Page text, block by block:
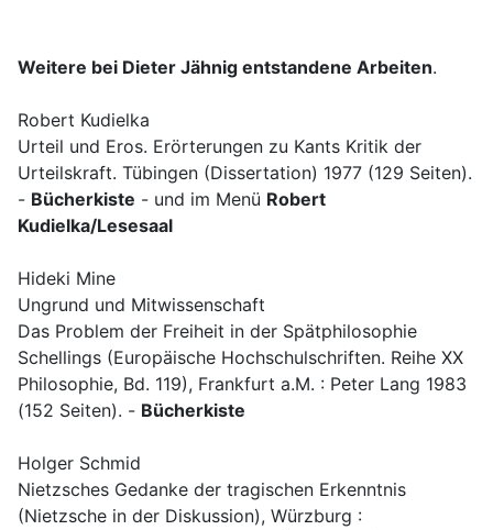
Weitere bei Dieter Jähnig entstandene Arbeiten.
Robert Kudielka
Urteil und Eros. Erörterungen zu Kants Kritik der
Urteilskraft. Tübingen (Dissertation) 1977 (129 Seiten).
- Bücherkiste - und im Menü Robert
Kudielka/Lesesaal
Hideki Mine
Ungrund und Mitwissenschaft
Das Problem der Freiheit in der Spätphilosophie
Schellings (Europäische Hochschulschriften. Reihe XX
Philosophie, Bd. 119), Frankfurt a.M. : Peter Lang 1983
(152 Seiten). - Bücherkiste
Holger Schmid
Nietzsches Gedanke der tragischen Erkenntnis
(Nietzsche in der Diskussion), Würzburg :